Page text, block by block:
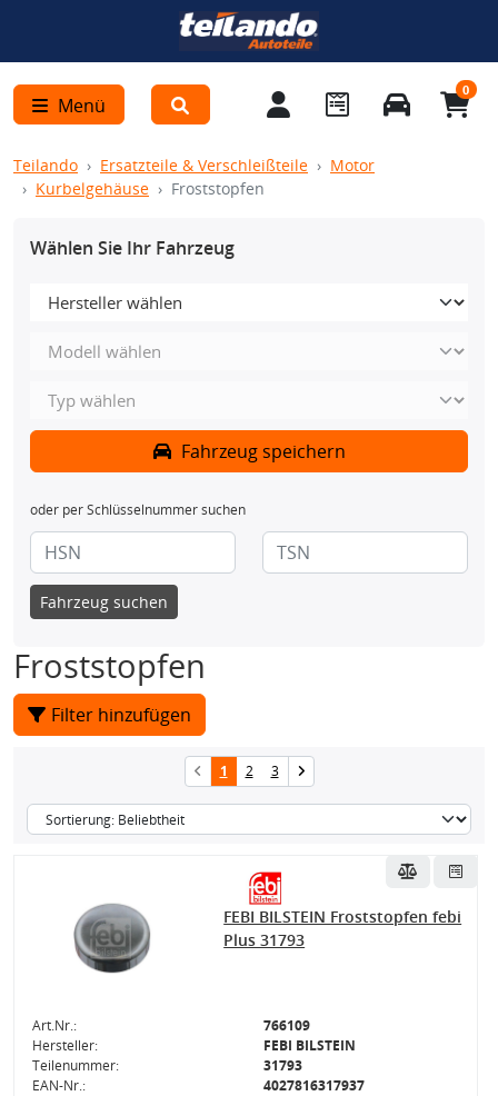
Menü
0
Teilando Ersatzteile & Verschleißteile
Motor
Kurbelgehäuse
Froststopfen
Wählen Sie Ihr Fahrzeug
Fahrzeug speichern
oder per Schlüsselnummer suchen
Fahrzeug suchen
Froststopfen
Filter hinzufügen
1 2 3
FEBI BILSTEIN Froststopfen febi
Plus 31793
Art.Nr.:
766109
Hersteller:
FEBI BILSTEIN
Teilenummer:
31793
EAN-Nr.:
4027816317937